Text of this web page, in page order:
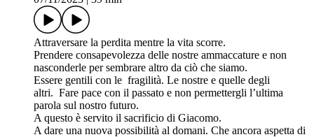
Attraversare la perdita mentre la vita scorre.
Prendere consapevolezza delle nostre ammaccature e non
nasconderle per sembrare altro da ciò che siamo.
Essere gentili con le fragilità. Le nostre e quelle degli
altri. Fare pace con il passato e non permettergli l’ultima
parola sul nostro futuro.
A questo è servito il sacrificio di Giacomo.
A dare una nuova possibilità al domani. Che ancora aspetta di